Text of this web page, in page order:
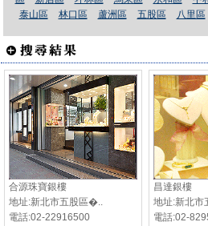
泰山區
林口區 蘆洲區 五股區 八里區
合源珠寶銀樓
地址:新北市五股區�..
電話:02-22916500
昌達銀樓
地址:新北
電話:02-